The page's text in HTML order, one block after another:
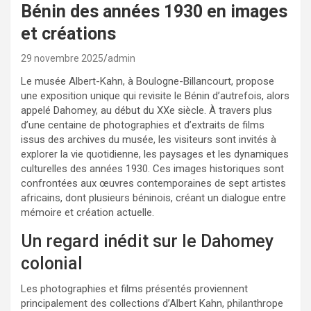
Bénin des années 1930 en images
et créations
29 novembre 2025 admin
Le musée Albert-Kahn, à Boulogne-Billancourt, propose
une exposition unique qui revisite le Bénin d’autrefois, alors
appelé Dahomey, au début du XXe siècle. À travers plus
d’une centaine de photographies et d’extraits de films
issus des archives du musée, les visiteurs sont invités à
explorer la vie quotidienne, les paysages et les dynamiques
culturelles des années 1930. Ces images historiques sont
confrontées aux œuvres contemporaines de sept artistes
africains, dont plusieurs béninois, créant un dialogue entre
mémoire et création actuelle.
Un regard inédit sur le Dahomey
colonial
Les photographies et films présentés proviennent
principalement des collections d’Albert Kahn, philanthrope